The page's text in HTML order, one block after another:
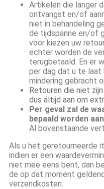
Artikelen die langer
ontvangst en/of
niet in behandeling
de tijdspanne en/of
voor kiezen uw
echter worden de
terugbetaald. En er
per dag dat u te
mindering gebracht
Retouren die niet
dus áltijd aan om
Per geval zal de
bepaald worden
Al bovenstaande
Als u het geretourneerde
indien er een
niet mee eens bent, dan
de op dat moment
verzendkosten.